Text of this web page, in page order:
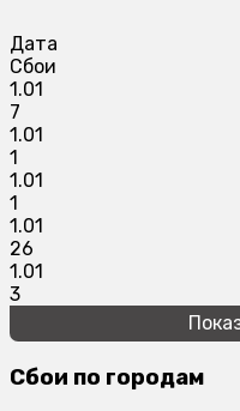
Дата
Сбои
1.01
7
1.01
1
1.01
1
1.01
26
1.01
3
Сбои по городам